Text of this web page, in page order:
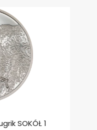
SOKÓŁ 1